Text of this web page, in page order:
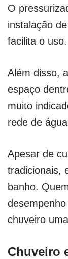
O
instalação
facilita o uso.
Além disso,
espaço
muito
rede de
Apesar de
tradicionais,
banho.
chuveiro
Chuveiro